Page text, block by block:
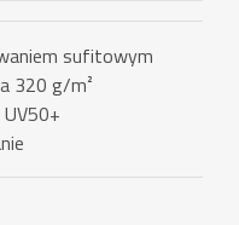
sufitowym
320 g/m²